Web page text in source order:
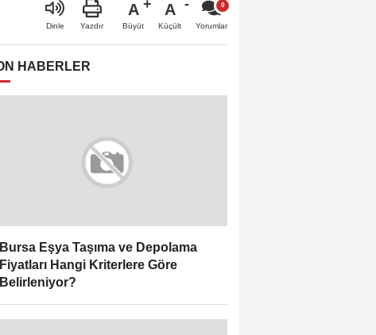
Dinle Yazdır
A
Büyüt
A
Küçült Yorumlar
HABERLER
Bursa Eşya Taşıma ve Depolama
Fiyatları Hangi Kriterlere Göre
Belirleniyor?